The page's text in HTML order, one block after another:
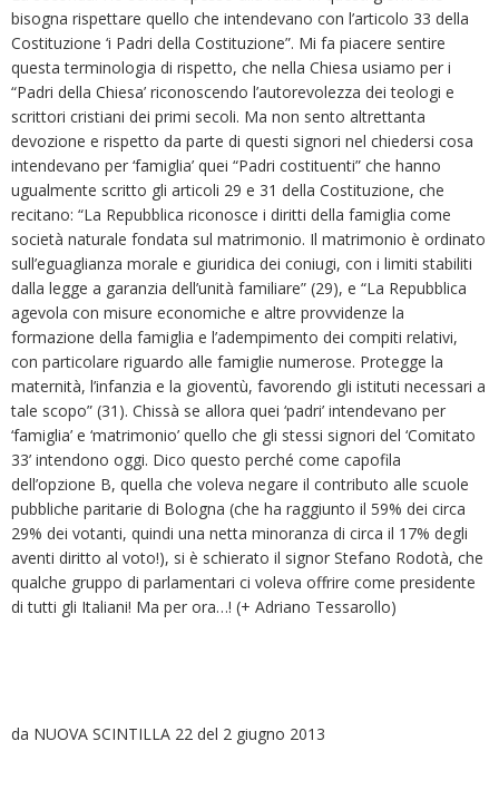
bisogna rispettare quello che intendevano con l’articolo 33 della
Costituzione ‘i Padri della Costituzione”. Mi fa piacere sentire
questa terminologia di rispetto, che nella Chiesa usiamo per i
“Padri della Chiesa’ riconoscendo l’autorevolezza dei teologi e
scrittori cristiani dei primi secoli. Ma non sento altrettanta
devozione e rispetto da parte di questi signori nel chiedersi cosa
intendevano per ‘famiglia’ quei “Padri costituenti” che hanno
ugualmente scritto gli articoli 29 e 31 della Costituzione, che
recitano: “La Repubblica riconosce i diritti della famiglia come
società naturale fondata sul matrimonio. Il matrimonio è ordinato
sull’eguaglianza morale e giuridica dei coniugi, con i limiti stabiliti
dalla legge a garanzia dell’unità familiare” (29), e “La Repubblica
agevola con misure economiche e altre provvidenze la
formazione della famiglia e l’adempimento dei compiti relativi,
con particolare riguardo alle famiglie numerose. Protegge la
maternità, l’infanzia e la gioventù, favorendo gli istituti necessari a
tale scopo” (31). Chissà se allora quei ‘padri’ intendevano per
‘famiglia’ e ‘matrimonio’ quello che gli stessi signori del ‘Comitato
33’ intendono oggi. Dico questo perché come capofila
dell’opzione B, quella che voleva negare il contributo alle scuole
pubbliche paritarie di Bologna (che ha raggiunto il 59% dei circa
29% dei votanti, quindi una netta minoranza di circa il 17% degli
aventi diritto al voto!), si è schierato il signor Stefano Rodotà, che
qualche gruppo di parlamentari ci voleva offrire come presidente
di tutti gli Italiani! Ma per ora…! (+ Adriano Tessarollo)
da NUOVA SCINTILLA 22 del 2 giugno 2013